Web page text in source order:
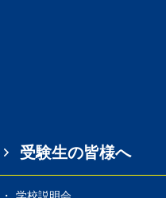
受験生の皆様へ